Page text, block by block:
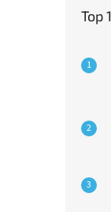
Top